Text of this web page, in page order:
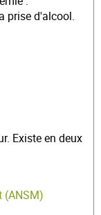
prise d'alcool.
Existe en deux
(ANSM)